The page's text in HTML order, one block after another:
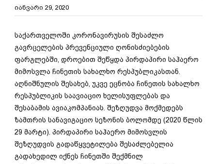
იანვარი 29, 2020
საქართველოში კორონავირუსის შესაძლო
გავრცელების პრევენციული ღონისძიებების
ფარგლებში, დროებით შეწყდა პირდაპირი საჰაერო
მიმოსვლა ჩინეთის სახალხო რესპუბლიკასთან.
აღნიშნულის შესახებ, უკვე ეცნობა ჩინეთის სახალხო
რესპუბლიკის საავიაციო ხელისუფლებას და
შესაბამის ავიაკომპანიას. შეზღუდვა მოქმედებს
ზამთრის სანავიგაციო სეზონის ბოლომდე (2020 წლის
29 მარტი). პირდაპირი საჰაერო მიმოსვლის
შეზღუდვის გადაწყვეტილება შესაძლებელია
გადახედილ იქნეს ჩინეთში შექმნილ